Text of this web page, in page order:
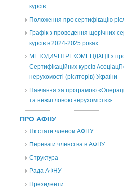
курсів
Положення про сертифікацію
Графік з проведення щорічних
курсів в 2024-2025 роках
МЕТОДИЧНІ РЕКОМЕНДАЦІЇ з
Сертифікаційних курсів Асоціації
нерухомості (рієлторів) України
Навчання за програмою
та нежитловою нерухомістю».
ПРО АФНУ
Як стати членом АФНУ
Переваги членства в АФНУ
Структура
Рада АФНУ
Президенти